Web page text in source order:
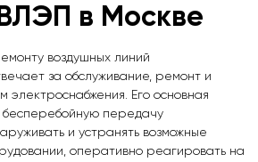
в Москве
воздушных линий
за обслуживание, ремонт и
электроснабжения. Его основная
бесперебойную передачу
и устранять возможные
оперативно реагировать на